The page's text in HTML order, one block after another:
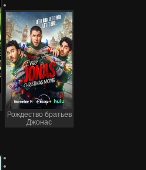
Рождество братьев
Джонас